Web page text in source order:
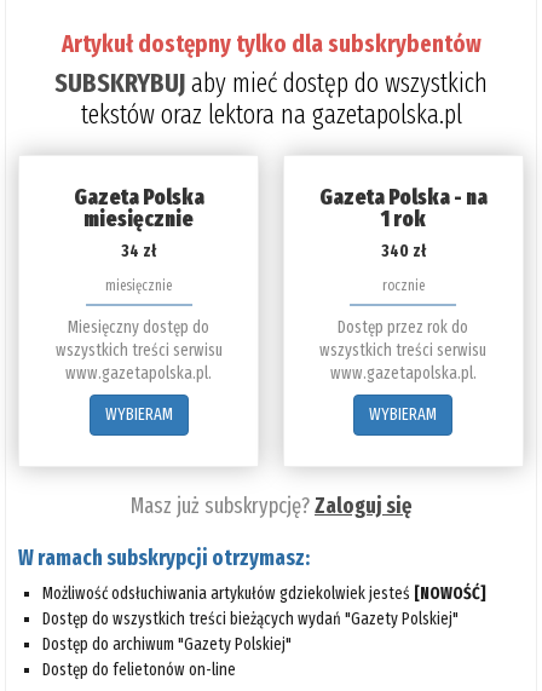
Artykuł dostępny tylko dla subskrybentów
SUBSKRYBUJaby mieć dostęp do wszystkich
tekstów oraz lektora na gazetapolska.pl
Gazeta Polska
miesięcznie
34 zł
miesięcznie
Miesięczny dostęp do
wszystkich treści serwisu
www.gazetapolska.pl.
WYBIERAM
Gazeta Polska - na
1 rok
340 zł
rocznie
Dostęp przez rok do
wszystkich treści serwisu
www.gazetapolska.pl.
WYBIERAM
Masz już subskrypcję?Zaloguj się
W ramach subskrypcji otrzymasz:
Możliwość odsłuchiwania artykułów gdziekolwiek jesteś [NOWOŚĆ]
Dostęp do wszystkich treści bieżących wydań "Gazety Polskiej"
Dostęp do archiwum "Gazety Polskiej"
Dostęp do felietonów on-line